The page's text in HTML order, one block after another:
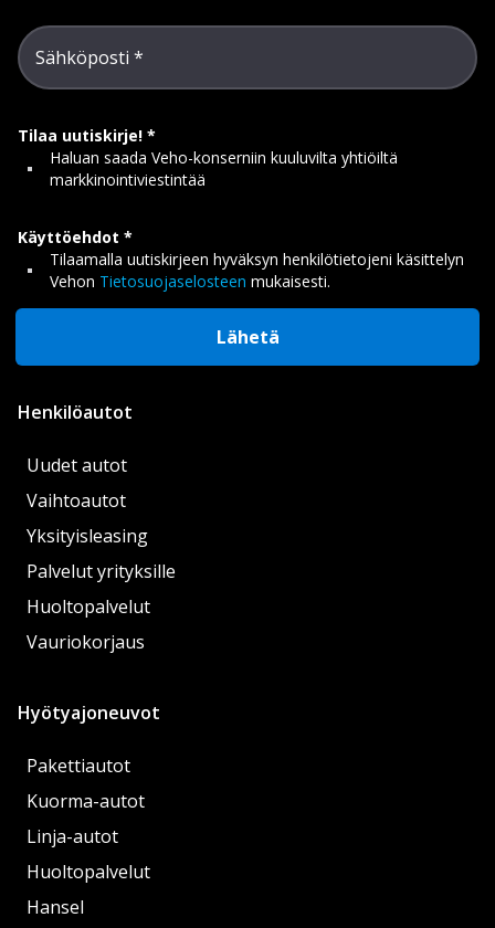
Sähköposti
Tilaa uutiskirje!
Haluan saada Veho-konserniin kuuluvilta yhtiöiltä
markkinointiviestintää
Käyttöehdot
Tilaamalla uutiskirjeen hyväksyn henkilötietojeni käsittelyn
Vehon Tietosuojaselosteen mukaisesti.
Lähetä
Henkilöautot
Uudet autot
Vaihtoautot
Yksityisleasing
Palvelut yrityksille
Huoltopalvelut
Vauriokorjaus
Hyötyajoneuvot
Pakettiautot
Kuorma-autot
Linja-autot
Huoltopalvelut
Hansel